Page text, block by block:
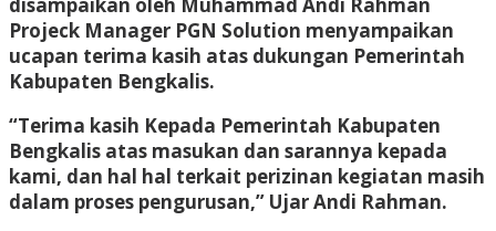
Projeck Manager PGN Solution menyampaikan
ucapan terima kasih atas dukungan Pemerintah
Kabupaten Bengkalis.
“Terima kasih Kepada Pemerintah Kabupaten
Bengkalis atas masukan dan sarannya kepada
kami, dan hal hal terkait perizinan kegiatan masih
dalam proses pengurusan,” Ujar Andi Rahman.